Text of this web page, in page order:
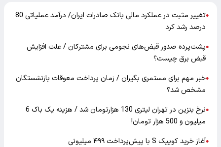
●
تغییر مثبت در عملکرد مالی بانک صادرات ایران/ درآمد عملیاتی 80
درصد رشد کرد
●پشت‌پرده صدور قبض‌های نجومی برای مشترکان / علت افزایش
قبض برق چیست؟
●خبر مهم برای مستمری بگیران / زمان پرداخت معوقات بازنشستگان
مشخص شد؟
●
نرخ بنزین در تهران لیتری 130 هزارتومان شد / هزینه یک باک 6
میلیون و 500 هزار تومان!
●آغاز خرید کوییک S با پیش‌پرداخت ۴۹۹ میلیونی